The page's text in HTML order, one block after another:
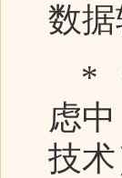
数
*
虑
技